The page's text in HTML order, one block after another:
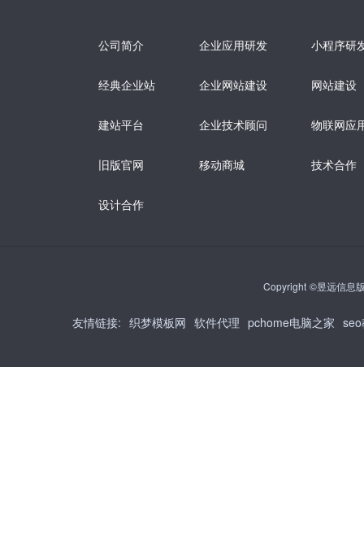
公司简介
经典企业站
建站平台
旧版官网
设计合作
企业应用研发
企业网站建设
企业技术顾问
移动商城
小程序研
网站建设
物联网应
技术合作
Copyright ©昱远信息
友情链接: 织梦模板网 软件代理 pchome电脑之家